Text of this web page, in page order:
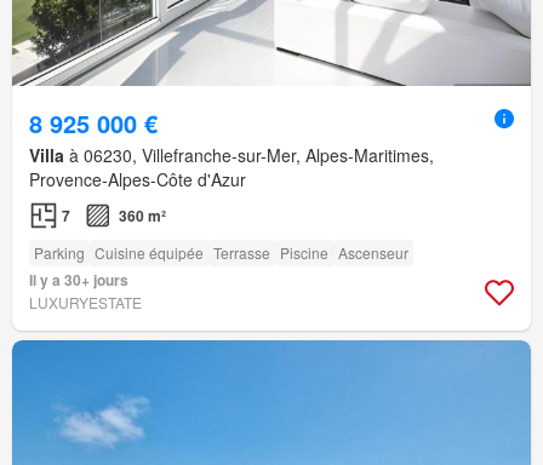
8 925 000 €
Villa à 06230, Villefranche-sur-Mer, Alpes-Maritimes,
Provence-Alpes-Côte d'Azur
7 360 m²
Parking Cuisine équipée Terrasse Piscine Ascenseur
Il y a 30+ jours
LUXURYESTATE